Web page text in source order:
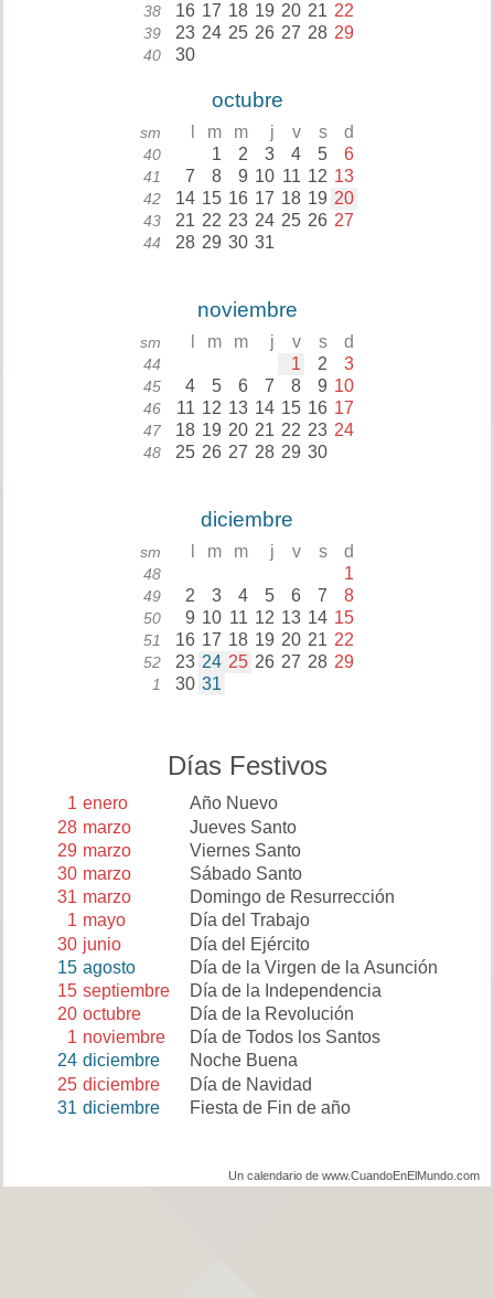
38 16 17 18 19 20 21 22
39 23 24 25 26 27 28 29
40 30
octubre
sm m m j v s d
40 1 2 3 4 5 6
41 7 8 9 10 11 12 13
42 14 15 16 17 18 19 20
43 21 22 23 24 25 26 27
44 28 29 30 31
noviembre
sm m m j v s d
44 1 2 3
45 4 5 6 7 8 9 10
46 11 12 13 14 15 16 17
47 18 19 20 21 22 23 24
48 25 26 27 28 29 30
diciembre
sm m m j v s d
48 1
49 2 3 4 5 6 7 8
50 9 10 11 12 13 14 15
51 16 17 18 19 20 21 22
52 23 24 25 26 27 28 29
1 30 31
Días Festivos
1 enero
Año Nuevo
28 marzo
Jueves Santo
29 marzo
Viernes Santo
30 marzo
Sábado Santo
31 marzo
Domingo de Resurrección
1 mayo
Día del Trabajo
30 junio
Día del Ejército
15 agosto
Día de la Virgen de la Asunción
15 septiembre
Día de la Independencia
20 octubre
Día de la Revolución
1 noviembre
Día de Todos los Santos
24 diciembre
Noche Buena
25 diciembre
Día de Navidad
31 diciembre Fiesta de Fin de año
Un calendario de www.CuandoEnElMundo.com